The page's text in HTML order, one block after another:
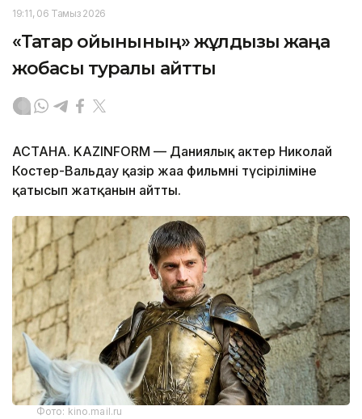
19:11, 06 Тамыз 2026
«Тақтар ойынының» жұлдызы жаңа
жобасы туралы айтты
АСТАНА. KAZINFORM — Даниялық актер Николай
Костер-Вальдау қазір жаңа фильмнің түсіріліміне
қатысып жатқанын айтты.
Фото: kino.mail.ru